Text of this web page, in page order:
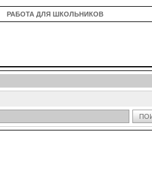
РАБОТА ДЛЯ ШКОЛЬНИКОВ